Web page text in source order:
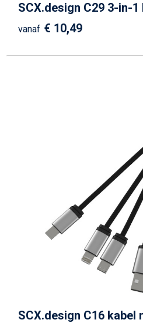
SCX.design C29 3-in-1
vanaf € 10,49
SCX.design C16 kabel